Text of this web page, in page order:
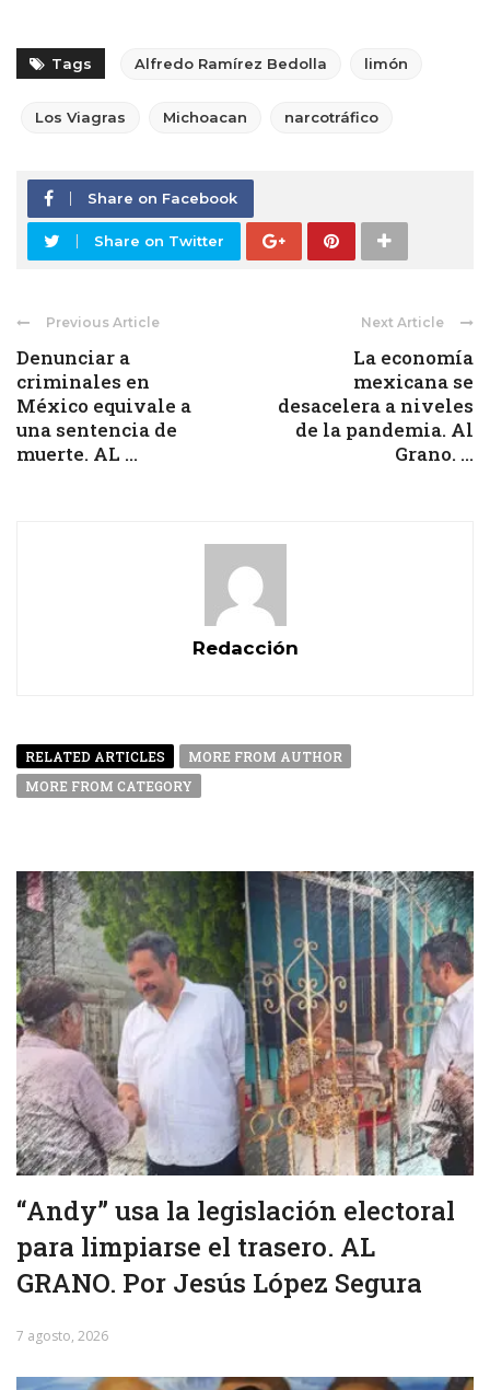
Tags Alfredo Ramírez Bedolla limón
Los Viagras Michoacan narcotráfico
Share on Facebook
Share on Twitter
Previous Article
Denunciar a
criminales en
México equivale a
una sentencia de
muerte. AL ...
Next Article
La economía
mexicana se
desacelera a niveles
de la pandemia. Al
Grano. ...
Redacción
RELATED ARTICLES
MORE FROM AUTHOR
MORE FROM CATEGORY
“Andy” usa la legislación electoral
para limpiarse el trasero. AL
GRANO. Por Jesús López Segura
7 agosto, 2026